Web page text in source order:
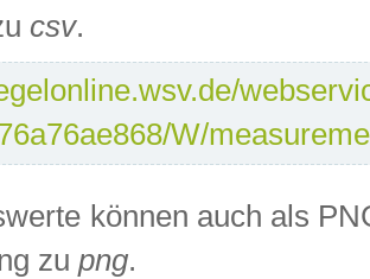
csv.
W/
können auch als
zu png.